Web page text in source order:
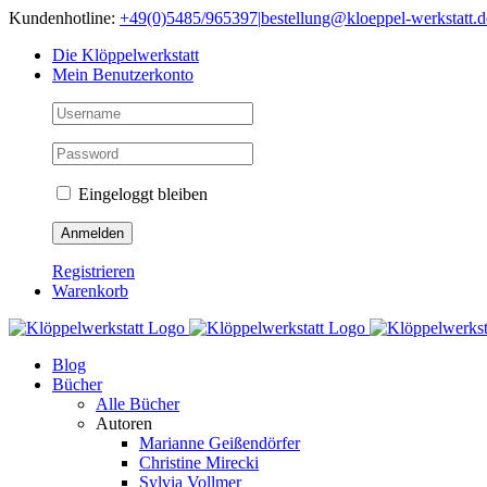
Skip
content
Kundenhotline: +49(0)5485/965397|bestellung@kloeppel-
Die Klöppelwerkstatt
Mein Benutzerkonto
Eingeloggt bleiben
Registrieren
Warenkorb
Blog
Bücher
Alle Bücher
Autoren
Marianne Geißendörfer
Christine Mirecki
Sylvia Vollmer